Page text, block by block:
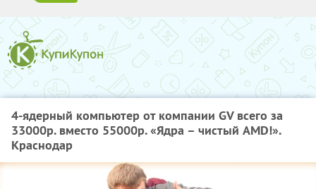
4-ядерный компьютер от компании GV всего за
33000р. вместо 55000р. «Ядра – чистый AMD!».
Краснодар